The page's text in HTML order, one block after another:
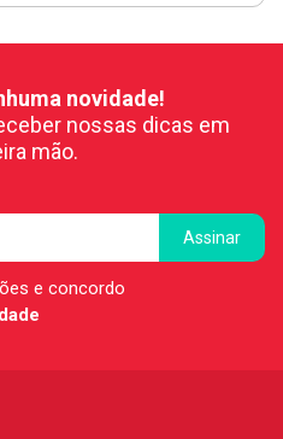
novidade!
nossas dicas em
mão.
e concordo